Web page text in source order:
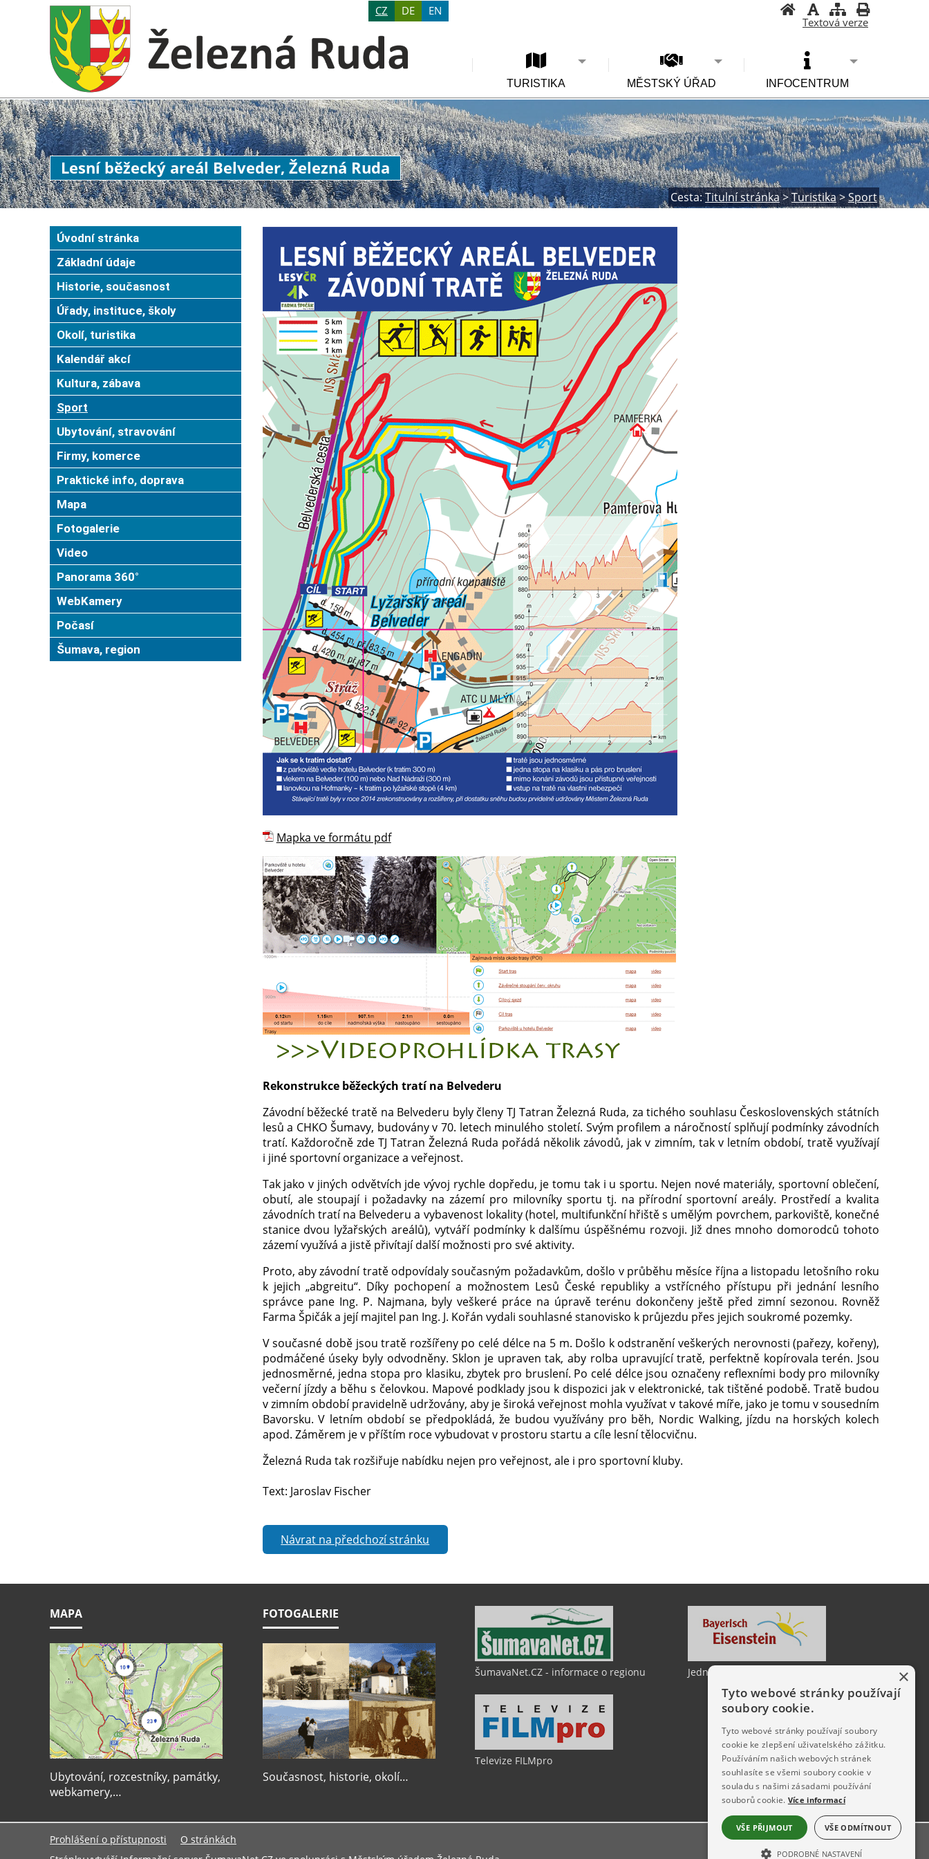
CZ DE EN
Textová verze
TURISTIKA MĚSTSKÝ ÚŘAD INFOCENTRUM
Lesní běžecký areál Belveder, Železná Ruda
Cesta:Titulní stránka>Turistika>Sport
Úvodní stránka
Základní údaje
Historie, současnost
Úřady, instituce, školy
Okolí, turistika
Kalendář akcí
Kultura, zábava
Sport
Ubytování, stravování
Firmy, komerce
Praktické info, doprava
Mapa
Fotogalerie
Video
Panorama 360°
WebKamery
Počasí
Šumava, region
Mapka ve formátu pdf
Rekonstrukce běžeckých tratí na Belvederu
Závodní běžecké tratě na Belvederu byly členy TJ Tatran Železná Ruda, za tichého souhlasu Československých státních
lesů a CHKO Šumavy, budovány v 70. letech minulého století. Svým profilem a náročností splňují podmínky závodních
tratí. Každoročně zde TJ Tatran Železná Ruda pořádá několik závodů, jak v zimním, tak v letním období, tratě využívají
i jiné sportovní organizace a veřejnost.
Tak jako v jiných odvětvích jde vývoj rychle dopředu, je tomu tak i u sportu. Nejen nové materiály, sportovní oblečení,
obutí, ale stoupají i požadavky na zázemí pro milovníky sportu tj. na přírodní sportovní areály. Prostředí a kvalita
závodních tratí na Belvederu a vybavenost lokality (hotel, multifunkční hřiště s umělým povrchem, parkoviště, konečné
stanice dvou lyžařských areálů), vytváří podmínky k dalšímu úspěšnému rozvoji. Již dnes mnoho domorodců tohoto
zázemí využívá a jistě přivítají další možnosti pro své aktivity.
Proto, aby závodní tratě odpovídaly současným požadavkům, došlo v průběhu měsíce října a listopadu letošního roku
k jejich „abgreitu“. Díky pochopení a možnostem Lesů České republiky a vstřícného přístupu při jednání lesního
správce pane Ing. P. Najmana, byly veškeré práce na úpravě terénu dokončeny ještě před zimní sezonou. Rovněž
Farma Špičák a její majitel pan Ing. J. Kořán vydali souhlasné stanovisko k průjezdu přes jejich soukromé pozemky.
V současné době jsou tratě rozšířeny po celé délce na 5 m. Došlo k odstranění veškerých nerovnosti (pařezy, kořeny),
podmáčené úseky byly odvodněny. Sklon je upraven tak, aby rolba upravující tratě, perfektně kopírovala terén. Jsou
jednosměrné, jedna stopa pro klasiku, zbytek pro bruslení. Po celé délce jsou označeny reflexními body pro milovníky
večerní jízdy a běhu s čelovkou. Mapové podklady jsou k dispozici jak v elektronické, tak tištěné podobě. Tratě budou
v zimním období pravidelně udržovány, aby je široká veřejnost mohla využívat v takové míře, jako je tomu v sousedním
Bavorsku. V letním období se předpokládá, že budou využívány pro běh, Nordic Walking, jízdu na horských kolech
apod. Záměrem je v příštím roce vybudovat v prostoru startu a cíle lesní tělocvičnu.
Železná Ruda tak rozšiřuje nabídku nejen pro veřejnost, ale i pro sportovní kluby.
Text: Jaroslav Fischer
Návrat na předchozí stránku
MAPA
Ubytování, rozcestníky, památky,
webkamery,…
FOTOGALERIE
Současnost, historie, okolí…
ŠumavaNet.CZ - informace o regionu
Televize FILMpro
Jedno město, dvě země
Prohlášení o přístupnosti
O stránkách
×
Tyto webové stránky používají
soubory cookie.
Tyto webové stránky používají soubory
cookie ke zlepšení uživatelského zážitku.
Používáním našich webových stránek
souhlasíte se všemi soubory cookie v
souladu s našimi zásadami používání
souborů cookie. Více informací
VŠE PŘIJMOUT VŠE ODMÍTNOUT
PODROBNÉ NASTAVENÍ